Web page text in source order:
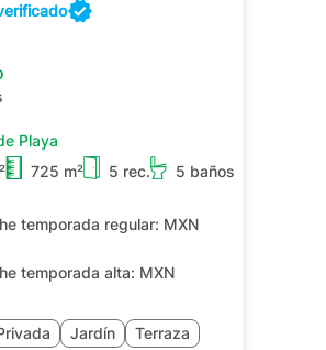
Playa
725 m² 5 rec.
5 baños
temporada regular: MXN
temporada alta: MXN
Jardín Terraza